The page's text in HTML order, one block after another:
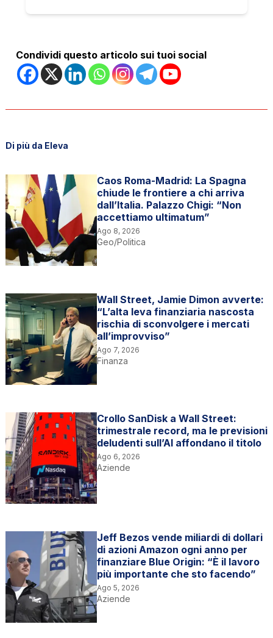
Condividi questo articolo sui tuoi social
Di più da Eleva
Caos Roma-Madrid: La Spagna
chiude le frontiere a chi arriva
dall’Italia. Palazzo Chigi: “Non
accettiamo ultimatum”
Ago 8, 2026
Geo/Politica
Wall Street, Jamie Dimon avverte:
“L’alta leva finanziaria nascosta
rischia di sconvolgere i mercati
all’improvviso”
Ago 7, 2026
Finanza
Crollo SanDisk a Wall Street:
trimestrale record, ma le previsioni
deludenti sull’AI affondano il titolo
Ago 6, 2026
Aziende
Jeff Bezos vende miliardi di dollari
di azioni Amazon ogni anno per
finanziare Blue Origin: “È il lavoro
più importante che sto facendo”
Ago 5, 2026
Aziende